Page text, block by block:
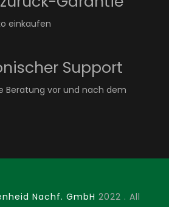
einkaufen
Support
Beratung vor und nach dem
Nachf. GmbH 2022 . All